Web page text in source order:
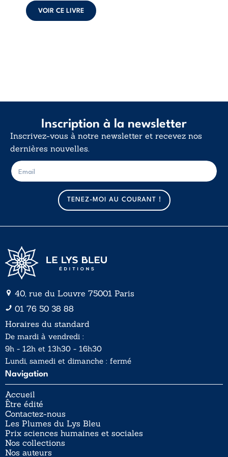
et la ...
VOIR CE LIVRE
Inscription à la newsletter
Inscrivez-vous à notre newsletter et recevez nos
dernières nouvelles.
m
a
i
l
E
-
m
TENEZ-MOI AU COURANT !
40, rue du Louvre 75001 Paris
01 76 50 38 88
Horaires du standard
De mardi à vendredi :
9h - 12h et 13h30 - 16h30
Lundi, samedi et dimanche : fermé
Navigation
Accueil
Être édité
Contactez-nous
Les Plumes du Lys Bleu
Prix sciences humaines et sociales
Nos collections
Nos auteurs